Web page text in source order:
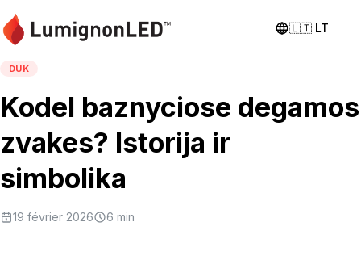
🇱🇹 LT
DUK
Kodel baznyciose degamos
zvakes? Istorija ir
simbolika
19 février 2026 6 min